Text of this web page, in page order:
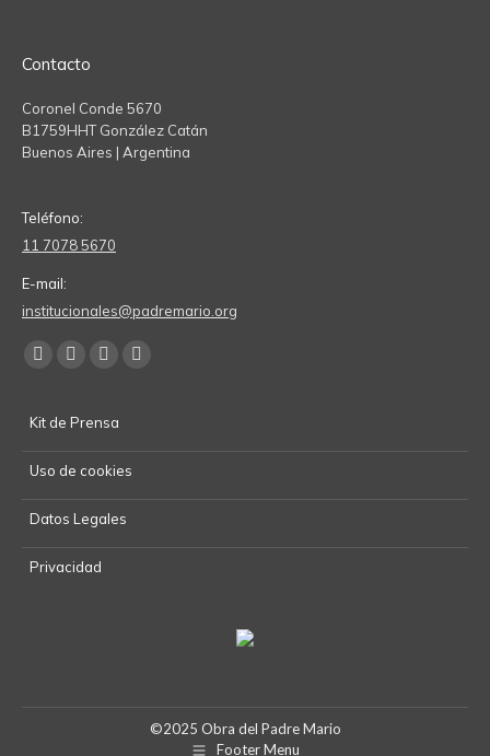
Contacto
Coronel Conde 5670
B1759HHT González Catán
Buenos Aires | Argentina
Teléfono:
11 7078 5670
E-mail:
institucionales@padremario.org
Find us on:
opens
in
new
window
opens
in
new
window
opens
in
new
window
in
Kit de Prensa
Uso de cookies
Datos Legales
Privacidad
©2025 Obra del Padre Mario
Footer Menu